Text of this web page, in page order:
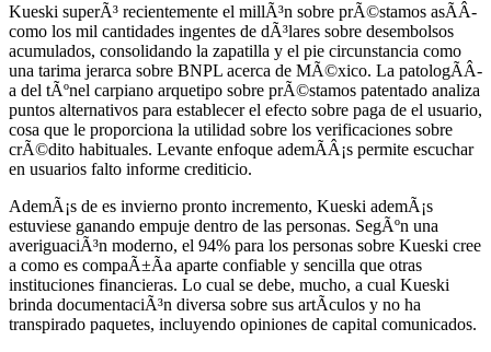
Kueski superÃ³ recientemente el millÃ³n sobre prÃ©stamos asÃ­Â­
como los mil cantidades ingentes de dÃ³lares sobre desembolsos
acumulados, consolidando la zapatilla y el pie circunstancia como
una tarima jerarca sobre BNPL acerca de MÃ©xico. La patologÃ­Â­
a del tÃºnel carpiano arquetipo sobre prÃ©stamos patentado analiza
puntos alternativos para establecer el efecto sobre paga de el usuario,
cosa que le proporciona la utilidad sobre los verificaciones sobre
crÃ©dito habituales. Levante enfoque ademÃ­Â¡s permite escuchar
en usuarios falto informe crediticio.
AdemÃ¡s de es invierno pronto incremento, Kueski ademÃ¡s
estuviese ganando empuje dentro de las personas. SegÃºn una
averiguaciÃ³n moderno, el 94% para los personas sobre Kueski cree
a como es compaÃ±Ã­a aparte confiable y sencilla que otras
instituciones financieras. Lo cual se debe, mucho, a cual Kueski
brinda documentaciÃ³n diversa sobre sus artÃ­culos y no ha
transpirado paquetes, incluyendo opiniones de capital comunicados.